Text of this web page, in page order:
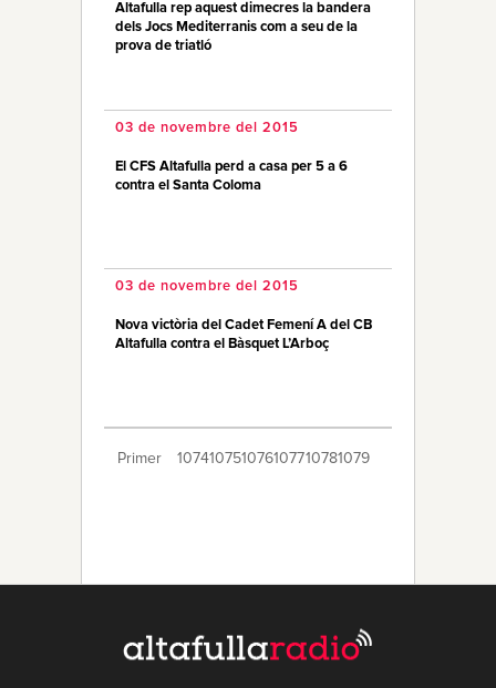
Altafulla rep aquest dimecres la bandera
dels Jocs Mediterranis com a seu de la
prova de triatló
03 de novembre del 2015
El CFS Altafulla perd a casa per 5 a 6
contra el Santa Coloma
03 de novembre del 2015
Nova victòria del Cadet Femení A del CB
Altafulla contra el Bàsquet L’Arboç
Primer 107410751076107710781079
10881089109010911092 Últim